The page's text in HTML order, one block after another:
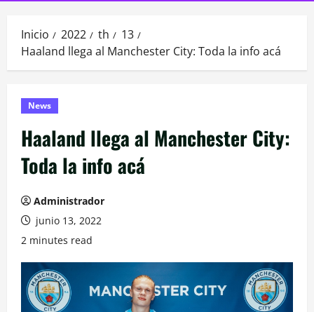
Inicio 2022 th
13
Haaland llega al Manchester City: Toda la info acá
News
Haaland llega al Manchester City:
Toda la info acá
Administrador
junio 13, 2022
2 minutes read